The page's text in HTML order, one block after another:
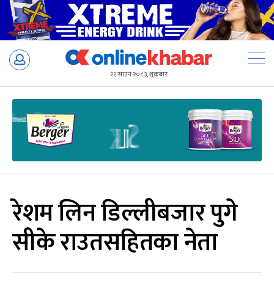
Skip
२२ साउन २०८३, शुक्रबार
रेशम लिन डिल्लीबजार पुगे
सीके राउतसहितका नेता